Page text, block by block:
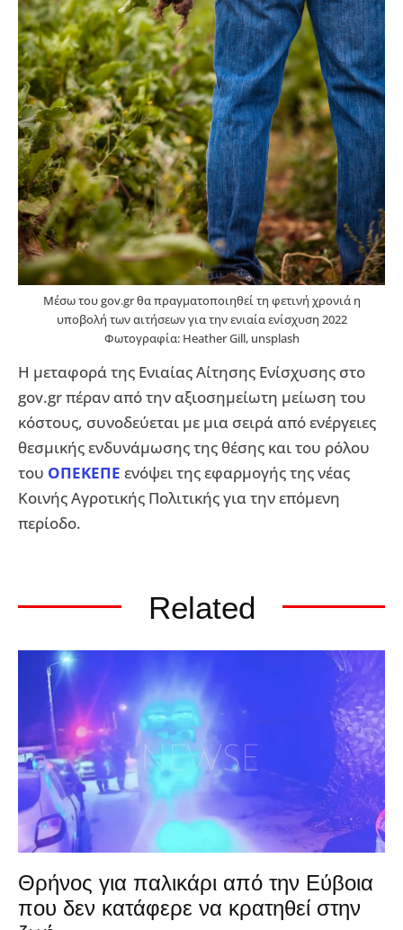
Μέσω του gov.gr θα πραγματοποιηθεί τη φετινή χρονιά η
υποβολή των αιτήσεων για την ενιαία ενίσχυση 2022
Φωτογραφία: Heather Gill, unsplash
Η μεταφορά της Ενιαίας Αίτησης Ενίσχυσης στο
gov.gr πέραν από την αξιοσημείωτη μείωση του
κόστους, συνοδεύεται με μια σειρά από ενέργειες
θεσμικής ενδυνάμωσης της θέσης και του ρόλου
του ΟΠΕΚΕΠΕ ενόψει της εφαρμογής της νέας
Κοινής Αγροτικής Πολιτικής για την επόμενη
περίοδο.
Related
Θρήνος για παλικάρι από την Εύβοια
που δεν κατάφερε να κρατηθεί στην